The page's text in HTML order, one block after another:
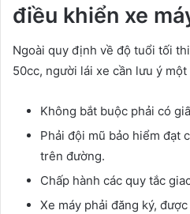
điều khiển xe
Ngoài quy định về độ tuổi tối
50cc, người lái xe cần lưu ý
Không bắt buộc phải có
Phải đội mũ bảo hiểm đạt
trên đường.
Chấp hành các quy tắc
Xe máy phải đăng ký,